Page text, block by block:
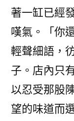
著一缸已經
嘆氣。「你
輕聲細語，
子。店內只
以忍受那股
望的味道而